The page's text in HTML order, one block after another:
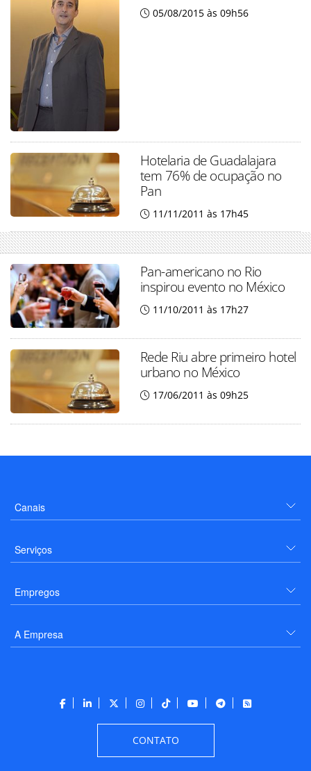
05/08/2015 às 09h56
Hotelaria de Guadalajara
tem 76% de ocupação no
Pan
11/11/2011 às 17h45
Pan-americano no Rio
inspirou evento no México
11/10/2011 às 17h27
Rede Riu abre primeiro hotel
urbano no México
17/06/2011 às 09h25
Canais
Serviços
Empregos
A Empresa
CONTATO